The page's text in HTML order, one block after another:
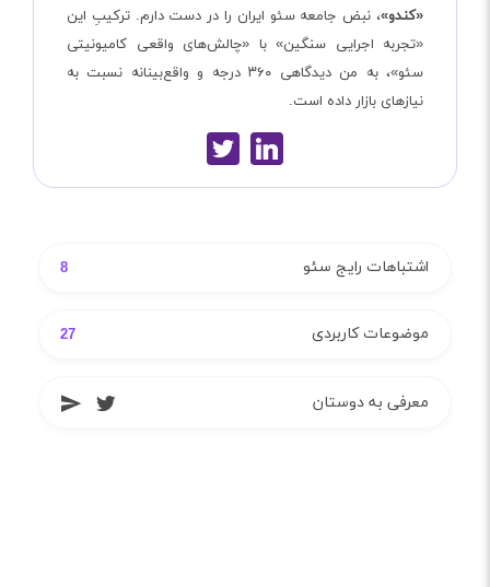
«کندو»، نبض جامعه سئو ایران را در دست دارم. ترکیبِ این
«تجربه اجرایی سنگین» با «چالش‌های واقعی کامیونیتی
سئو»، به من دیدگاهی ۳۶۰ درجه و واقع‌بینانه نسبت به
نیازهای بازار داده است.
اشتباهات رایج سئو 8
موضوعات کاربردی 27
معرفی به دوستان